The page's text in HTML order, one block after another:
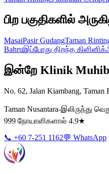
பிற பகுதிகளில்
MasaiPasir GudangTaman
Bahruஇப்போது திறந்த கிளினிக்
இன்றே Klinik
No. 62, Jalan Kiambang, Taman
Taman Nusantara-இலிருந்து
999 நோயாளிகளால் 4.9★
📞 +60 7-251 1162💬 WhatsApp